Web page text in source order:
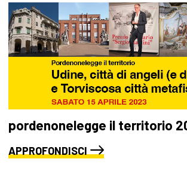
pordenonelegge il territorio
APPROFONDISCI